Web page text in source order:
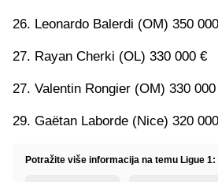
26. Leonardo Balerdi (OM) 350
27. Rayan Cherki (OL) 330 000 €
27. Valentin Rongier (OM) 330
29. Gaëtan Laborde (Nice) 320
Potražite više informacija na temu Ligue 1: